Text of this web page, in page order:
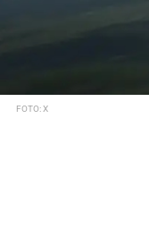
FOTO: X